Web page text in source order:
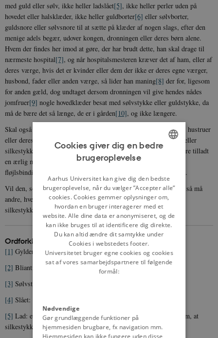
med guld eller sølv, ikke heller ladslået[5], ikke heller perler uden på
hovedet eller halsklæder, ikke heller guldborter[6] eller sølvborter,
guldsnore eller sølvsnore til at sætte på klæder af nogen slags, efter den
menige adels begær, udover kongen, dronningen eller deres børn alene.
Hvem der findes her imod at gøre, der har brudt dette, han skal drage til
nærmeste hospital[7], og når hospitalsmesteren kræver det af ham, eller af
deres værge, hvis det er kvinder eller dem der ikke er deres egne værger,
husbond, fader eller anden værge, så lider han maning[8] der for, ligesom
for anden gæld, dog undtaget dersom dronningen vil give hendes nådes
jomfruer[9] nogle hovedklæder besat med sølvstykke eller guldstykke, da
må de bære det så længe, de er i gården[10], og ikke længere.
Skal også ingen mand, enten borger, bonde, eller ufri
mænds hustruer
eller deres børn, eller noget ufrit folk, bære fløjl, dammask [12]
, eller
silkestykke, efter denne dag, under samme straf, dog skal det være tilladt
en ærlig mø
, som ikke er adelig, at bære silkebindike
fløjlsbindike på hovedet, dog ikke ladslået eller andet nyt smykke.
Vil den, som hospitalsforstander er, se igennem fingre med dem, så må
andre, hvem der vil, dele[15]dem derfor, og tage det pågældende
silkestykke af.
Ordforklaringer m.m.
[1] Gyldenstykke: silkestof gennemvævet med guldtråde.
[2] Bliant: en type kostbart silkestof.
[3] Sølvstykke: silkestof gennemvævet med sølvtråde.
[4] Slået: vævet med.
[5] Lad: et udsmykket stykket stof. Her var der formentlig tale om, at
silkestykket ikke blev udsmykket med guld, sølv eller perler.
DANISH
Cookies giver dig en bedre
brugeroplevelse
Aarhus Universitet kan give dig den bedste
brugeroplevelse, når du vælger ”Accepter alle”
cookies. Cookies gemmer oplysninger om,
hvordan en bruger interagerer med et
website. Alle dine data er anonymiseret, og de
kan ikke bruges til at identificere dig direkte.
Du kan altid ændre dit samtykke under
Cookies i webstedets footer.
Universitetet bruger egne cookies og cookies
sat af vores samarbejdspartnere til følgende
formål:
Nødvendige
Gør grundlæggende funktioner på
hjemmesiden brugbare, fx navigation mm.
Hjemmesiden kan ikke fungere uden disse